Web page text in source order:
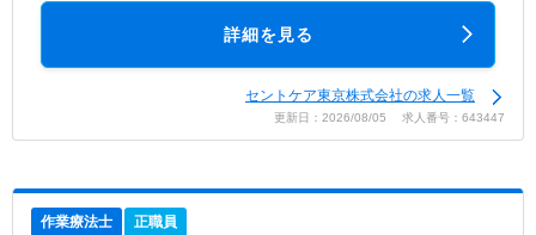
詳細を見る
セントケア東京株式会社の求人一覧
更新日：2026/08/05 求人番号：643447
作業療法士 正職員